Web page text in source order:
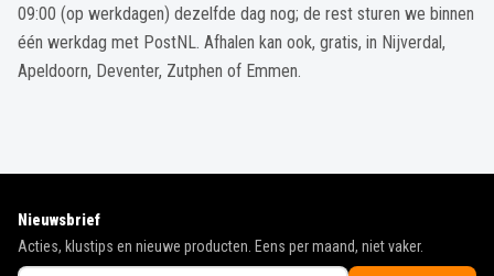
09:00 (op werkdagen) dezelfde dag nog; de rest sturen we binnen
één werkdag met PostNL. Afhalen kan ook, gratis, in Nijverdal,
Apeldoorn, Deventer, Zutphen of Emmen.
Nieuwsbrief
Acties, klustips en nieuwe producten. Eens per maand, niet vaker.